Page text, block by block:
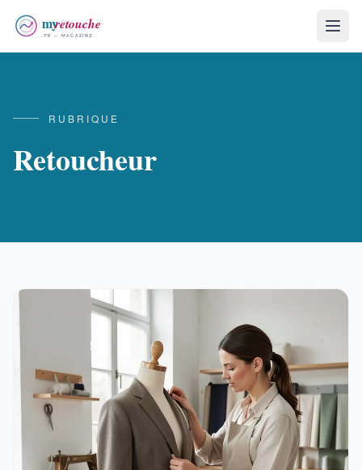
RUBRIQUE
Retoucheur